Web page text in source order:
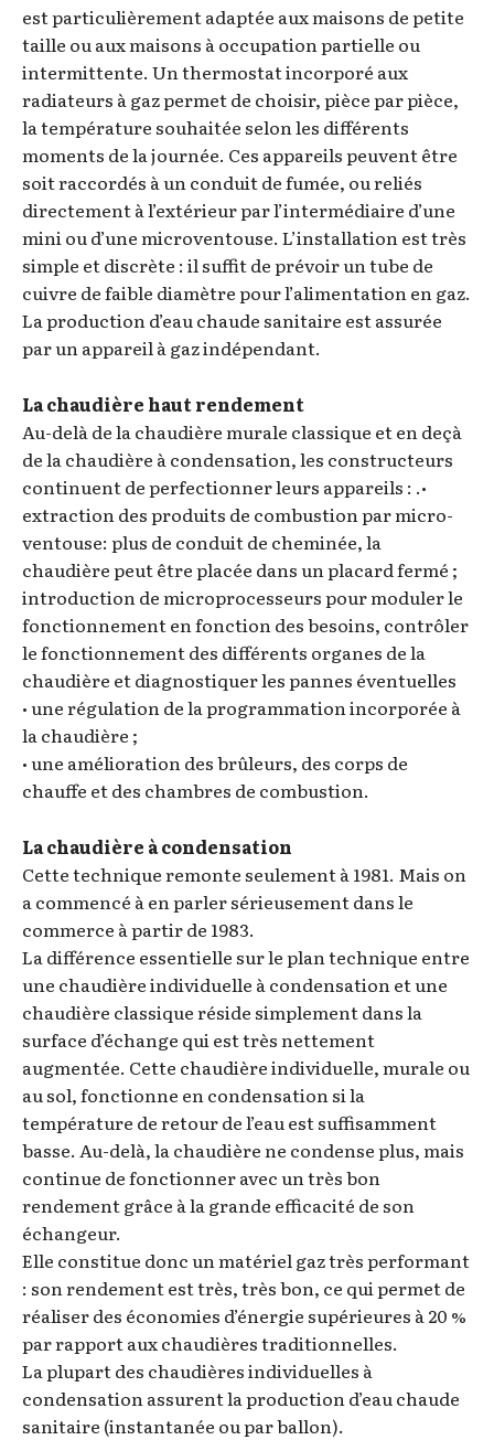
est particulièrement adaptée aux maisons de petite
taille ou aux maisons à occupation partielle ou
intermittente. Un thermostat incorporé aux
radiateurs à gaz permet de choisir, pièce par pièce,
la température souhaitée selon les différents
moments de la journée. Ces appareils peuvent être
soit raccordés à un conduit de fumée, ou reliés
directement à l’extérieur par l’intermédiaire d’une
mini ou d’une microventouse. L’installation est très
simple et discrète : il suffit de prévoir un tube de
cuivre de faible diamètre pour l’alimentation en gaz.
La production d’eau chaude sanitaire est assurée
par un appareil à gaz indépendant.
La chaudière haut rendement
Au-delà de la chaudière murale classique et en deçà
de la chaudière à condensation, les constructeurs
continuent de perfectionner leurs appareils : .•
extraction des produits de combustion par micro-
ventouse: plus de conduit de cheminée, la
chaudière peut être placée dans un placard fermé ;
introduction de microprocesseurs pour moduler le
fonctionnement en fonction des besoins, contrôler
le fonctionnement des différents organes de la
chaudière et diagnostiquer les pannes éventuelles
• une régulation de la programmation incorporée à
la chaudière ;
• une amélioration des brûleurs, des corps de
chauffe et des chambres de combustion.
La chaudière à condensation
Cette technique remonte seulement à 1981. Mais on
a commencé à en parler sérieusement dans le
commerce à partir de 1983.
La différence essentielle sur le plan technique entre
une chaudière individuelle à condensation et une
chaudière classique réside simplement dans la
surface d’échange qui est très nettement
augmentée. Cette chaudière individuelle, murale ou
au sol, fonctionne en condensation si la
température de retour de l’eau est suffisamment
basse. Au-delà, la chaudière ne condense plus, mais
continue de fonctionner avec un très bon
rendement grâce à la grande efficacité de son
échangeur.
Elle constitue donc un matériel gaz très performant
: son rendement est très, très bon, ce qui permet de
réaliser des économies d’énergie supérieures à 20 %
par rapport aux chaudières traditionnelles.
La plupart des chaudières individuelles à
condensation assurent la production d’eau chaude
sanitaire (instantanée ou par ballon).